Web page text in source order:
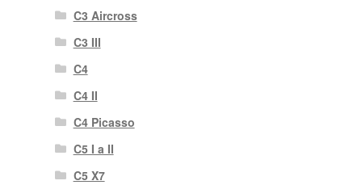
C3 Aircross
C3 III
C4
C4 II
C4 Picasso
C5 I a II
C5 X7